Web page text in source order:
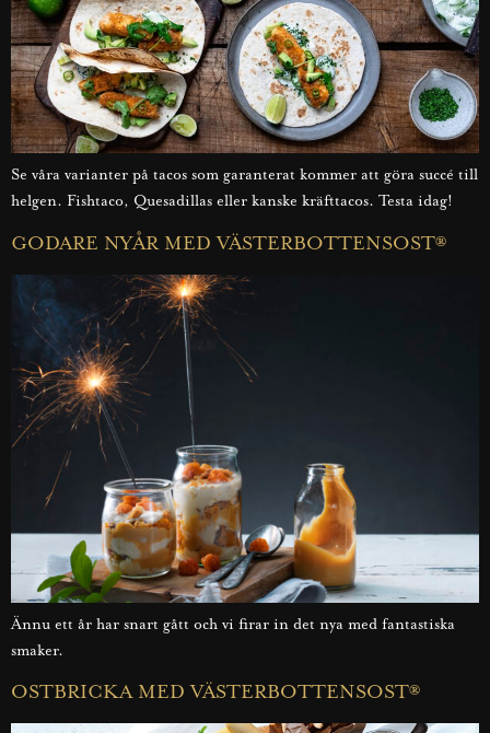
Se våra varianter på tacos som garanterat kommer att göra succé till
helgen. Fishtaco, Quesadillas eller kanske kräfttacos. Testa idag!
GODARE NYÅR MED VÄSTERBOTTENSOST®
Ännu ett år har snart gått och vi firar in det nya med fantastiska
smaker.
OSTBRICKA MED VÄSTERBOTTENSOST®